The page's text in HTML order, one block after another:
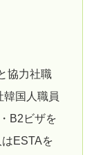
協力社職
韓国人職員
B2ビザを
ESTAを